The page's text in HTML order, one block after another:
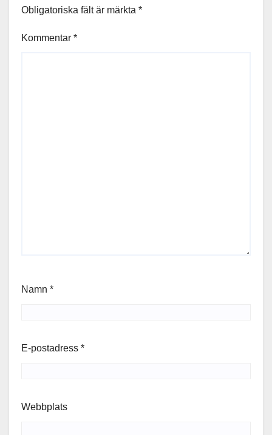
Obligatoriska fält är märkta *
Kommentar *
Namn *
E-postadress *
Webbplats